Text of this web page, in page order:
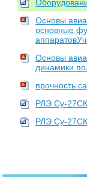
Основы
основные
Основы
динамики
прочность
РЛЭ Су-
РЛЭ Су-